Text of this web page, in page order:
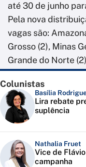
até 30 de junho
Pela nova
vagas são:
Grosso (2), Minas
Grande do Norte
Colunistas
Basília
Lira rebate
suplência
Nathalia Fruet
Vice de
campanha